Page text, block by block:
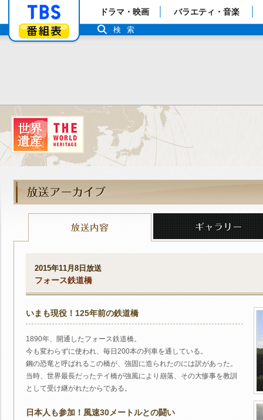
「TBSテレビ」トップページ
番組表
ドラマ・映画 バラエティ・音楽
検索
2015年11月8日放送
フォース鉄道橋
いまも現役！125年前の鉄道橋
1890年、開通したフォース鉄道橋。
今も変わらずに使われ、毎日200本の列車を通している。
鋼の恐竜と呼ばれるこの橋が、強固に造られたのには訳があった。
当時、世界最長だったテイ橋が強風により崩落、その大惨事を教訓
として受け継がれたからである。
日本人も参加！風速30メートルとの闘い